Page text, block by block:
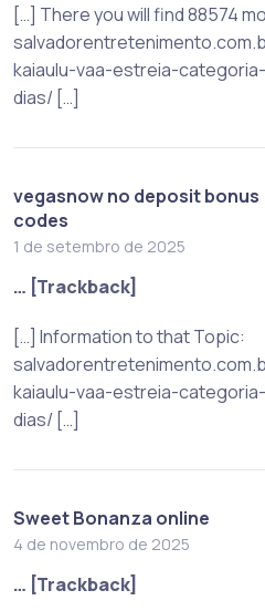
[…] There you will find 88574
kaiaulu-vaa-estreia-
dias/ […]
vegasnow no deposit bonus
codes
1 de setembro de 2025
… [Trackback]
[…] Information to that Topic:
kaiaulu-vaa-estreia-
dias/ […]
Sweet Bonanza online
4 de novembro de 2025
… [Trackback]